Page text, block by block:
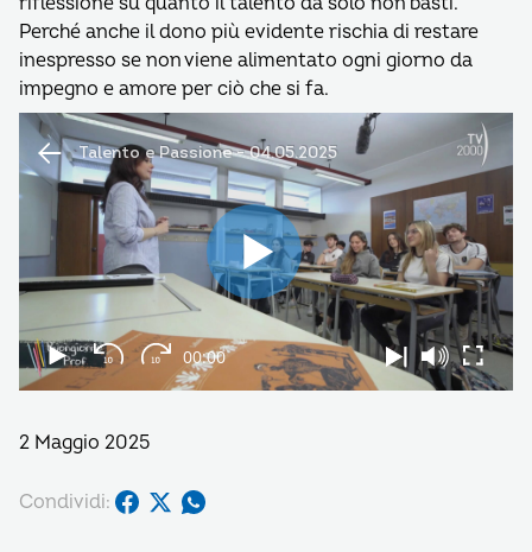
Perché anche il dono più evidente rischia di restare
inespresso se non viene alimentato ogni giorno da
impegno e amore per ciò che si fa.
2 Maggio 2025
Condividi: